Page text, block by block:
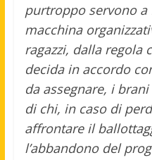
purtroppo servono a
macchina
ragazzi, dalla regola
decida in accordo
da assegnare, i
di chi, in caso di
affrontare il
l’abbandono del